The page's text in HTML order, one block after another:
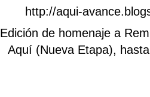
http://aqui-
Edición de homenaje a
Aquí (Nueva Etapa),